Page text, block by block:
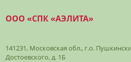
ООО «СПК «АЭЛИТА»
141231, Московская обл., г.о.
Достоевского, д. 1Б